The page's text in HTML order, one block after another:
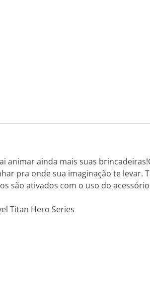
animar ainda mais suas
pra onde sua imaginação te levar.
são ativados com o uso do acessório
Titan Hero Series